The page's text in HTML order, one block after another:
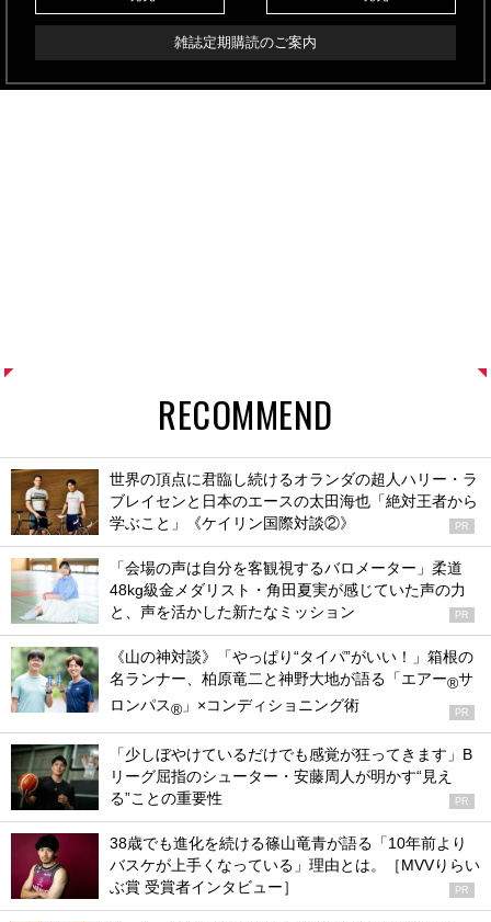
雑誌定期購読のご案内
RECOMMEND
世界の頂点に君臨し続けるオランダの超人ハリー・ラ
ブレイセンと日本のエースの太田海也「絶対王者から
学ぶこと」《ケイリン国際対談②》
PR
「会場の声は自分を客観視するバロメーター」柔道
48kg級金メダリスト・角田夏実が感じていた声の力
と、声を活かした新たなミッション
PR
《山の神対談》「やっぱり“タイパ”がいい！」箱根の
名ランナー、柏原竜二と神野大地が語る「エアー®サ
ロンパス® 」×コンディショニング術 PR
「少しぼやけているだけでも感覚が狂ってきます」B
リーグ屈指のシューター・安藤周人が明かす“見え
る”ことの重要性
PR
38歳でも進化を続ける篠山竜青が語る「10年前より
バスケが上手くなっている」理由とは。［MVVりらい
ぶ賞 受賞者インタビュー］
PR